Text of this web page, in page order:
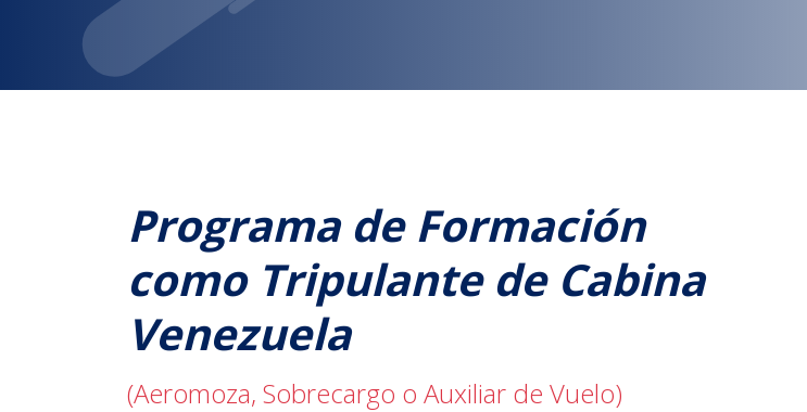
Programa de Formación
como Tripulante de Cabina
Venezuela
(Aeromoza, Sobrecargo o Auxiliar de Vuelo)